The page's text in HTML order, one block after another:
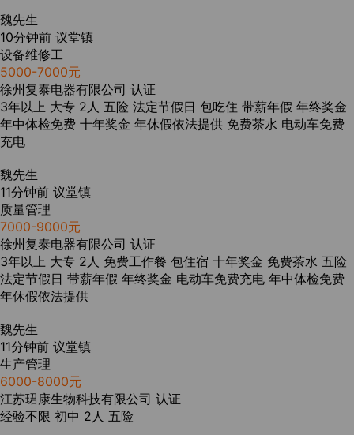
魏先生
10分钟前 议堂镇
设备维修工
5000-7000元
徐州复泰电器有限公司 认证
3年以上 大专 2人 五险 法定节假日 包吃住 带薪年假 年终奖金
年中体检免费 十年奖金 年休假依法提供 免费茶水 电动车免费
充电
魏先生
11分钟前 议堂镇
质量管理
7000-9000元
徐州复泰电器有限公司 认证
3年以上 大专 2人 免费工作餐 包住宿 十年奖金 免费茶水 五险
法定节假日 带薪年假 年终奖金 电动车免费充电 年中体检免费
年休假依法提供
魏先生
11分钟前 议堂镇
生产管理
6000-8000元
江苏珺康生物科技有限公司 认证
经验不限 初中 2人 五险